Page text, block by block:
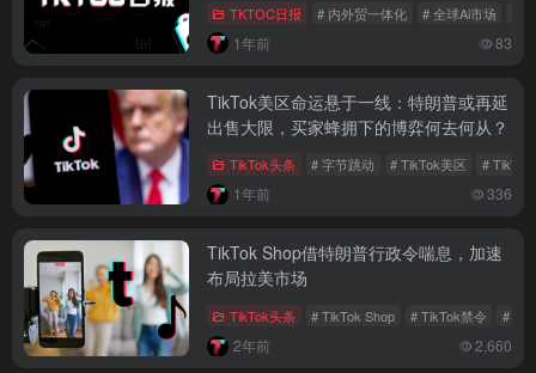
TKTOC日报 # 内外贸一体化 # 全球Ai市场
1年前 83
TikTok美区命运悬于一线：特朗普或再延
出售大限，买家蜂拥下的博弈何去何从？
TikTok头条 # 字节跳动 # TikTok美区 # TikTok
1年前 336
TikTok Shop借特朗普行政令喘息，加速
布局拉美市场
TikTok头条 # TikTok Shop # TikTok禁令 # 拉
2年前 2,660